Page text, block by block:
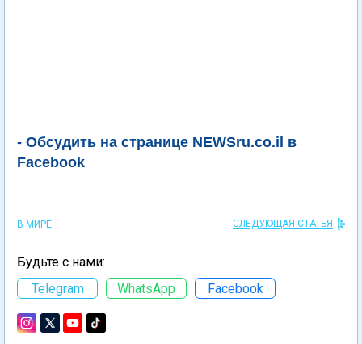
- Обсудить на странице NEWSru.co.il в
Facebook
В МИРЕ СЛЕДУЮЩАЯ СТАТЬЯ
Будьте с нами:
Telegram
WhatsApp Facebook